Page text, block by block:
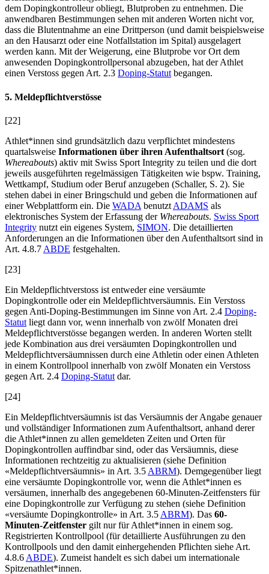
dem Dopingkontrolleur obliegt, Blutproben zu entnehmen. Die
anwendbaren Bestimmungen sehen mit anderen Worten nicht vor,
dass die Blutentnahme an eine Drittperson (und damit beispielsweise
an den Hausarzt oder eine Notfallstation im Spital) ausgelagert
werden kann. Mit der Weigerung, eine Blutprobe vor Ort dem
anwesenden Dopingkontrollpersonal abzugeben, hat der Athlet
einen Verstoss gegen Art. 2.3 Doping-Statut begangen.
5. Meldepflichtverstösse
[22]
Athlet*innen sind grundsätzlich dazu verpflichtet mindestens
quartalsweise Informationen über ihren Aufenthaltsort (sog.
Whereabouts) aktiv mit Swiss Sport Integrity zu teilen und die dort
jeweils ausgeführten regelmässigen Tätigkeiten wie bspw. Training,
Wettkampf, Studium oder Beruf anzugeben (Schaller, S. 2). Sie
stehen dabei in einer Bringschuld und geben die Informationen auf
einer Webplattform ein. Die WADA benutzt ADAMS als
elektronisches System der Erfassung der Whereabouts. Swiss Sport
Integrity nutzt ein eigenes System, SIMON. Die detaillierten
Anforderungen an die Informationen über den Aufenthaltsort sind in
Art. 4.8.7 ABDE festgehalten.
[23]
Ein Meldepflichtverstoss ist entweder eine versäumte
Dopingkontrolle oder ein Meldepflichtversäumnis. Ein Verstoss
gegen Anti-Doping-Bestimmungen im Sinne von Art. 2.4 Doping-
Statut liegt dann vor, wenn innerhalb von zwölf Monaten drei
Meldepflichtverstösse begangen werden. In anderen Worten stellt
jede Kombination aus drei versäumten Dopingkontrollen und
Meldepflichtversäumnissen durch eine Athletin oder einen Athleten
in einem Kontrollpool innerhalb von zwölf Monaten ein Verstoss
gegen Art. 2.4 Doping-Statut dar.
[24]
Ein Meldepflichtversäumnis ist das Versäumnis der Angabe genauer
und vollständiger Informationen zum Aufenthaltsort, anhand derer
die Athlet*innen zu allen gemeldeten Zeiten und Orten für
Dopingkontrollen auffindbar sind, oder das Versäumnis, diese
Informationen rechtzeitig zu aktualisieren (siehe Definition
«Meldepflichtversäumnis» in Art. 3.5 ABRM). Demgegenüber liegt
eine versäumte Dopingkontrolle vor, wenn die Athlet*innen es
versäumen, innerhalb des angegebenen 60-Minuten-Zeitfensters für
eine Dopingkontrolle zur Verfügung zu stehen (siehe Definition
«versäumte Dopingkontrolle» in Art. 3.5 ABRM). Das 60-
Minuten-Zeitfenster gilt nur für Athlet*innen in einem sog.
Registrierten Kontrollpool (für detaillierte Ausführungen zu den
Kontrollpools und den damit einhergehenden Pflichten siehe Art.
4.8.6 ABDE). Zumeist handelt es sich dabei um internationale
Spitzenathlet*innen.